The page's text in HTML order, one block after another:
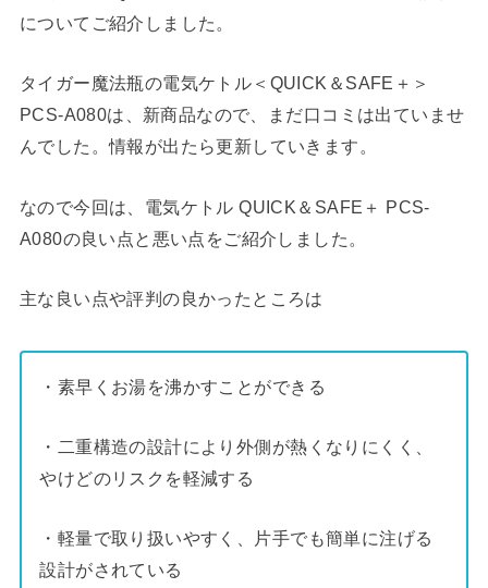
についてご紹介しました。
タイガー魔法瓶の電気ケトル＜QUICK＆SAFE＋＞
PCS-A080は、新商品なので、まだ口コミは出ていませ
んでした。情報が出たら更新していきます。
なので今回は、電気ケトル QUICK＆SAFE＋ PCS-
A080の良い点と悪い点をご紹介しました。
主な良い点や評判の良かったところは
・素早くお湯を沸かすことができる
・二重構造の設計により外側が熱くなりにくく、
やけどのリスクを軽減する
・軽量で取り扱いやすく、片手でも簡単に注げる
設計がされている